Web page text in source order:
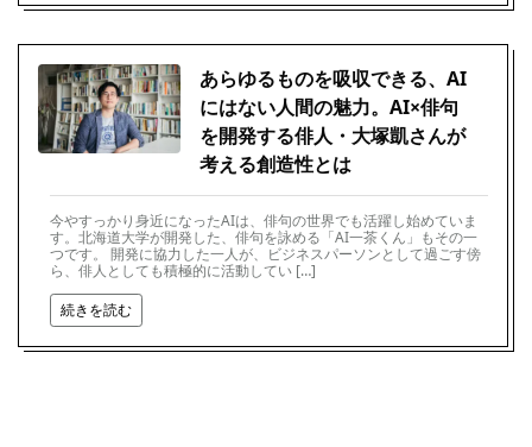
あらゆるものを吸収できる、AI
にはない人間の魅力。AI×俳句
を開発する俳人・大塚凱さんが
考える創造性とは
今やすっかり身近になったAIは、俳句の世界でも活躍し始めていま
す。北海道大学が開発した、俳句を詠める「AI一茶くん」もその一
つです。 開発に協力した一人が、ビジネスパーソンとして過ごす傍
ら、俳人としても積極的に活動してい […]
続きを読む